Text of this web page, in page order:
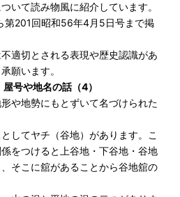
いて読み物風に紹介しています。
第201回昭和56年4月5日号まで掲
適切とされる表現や歴史認識があ
願います。
号や地名の話（4）
や地勢にもとずいて名づけられた
してヤチ（谷地）があります。こ
をつけると上谷地・下谷地・谷地
そこに舘があることから谷地舘の